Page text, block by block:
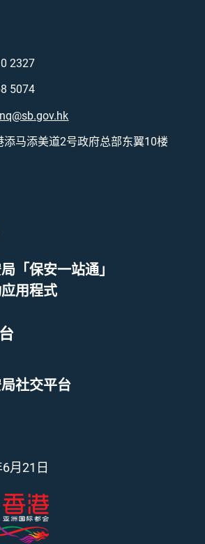
2327
5074
添马添美道2号政府总部东翼10楼
「保安一站通」
用程式
社交平台
月21日